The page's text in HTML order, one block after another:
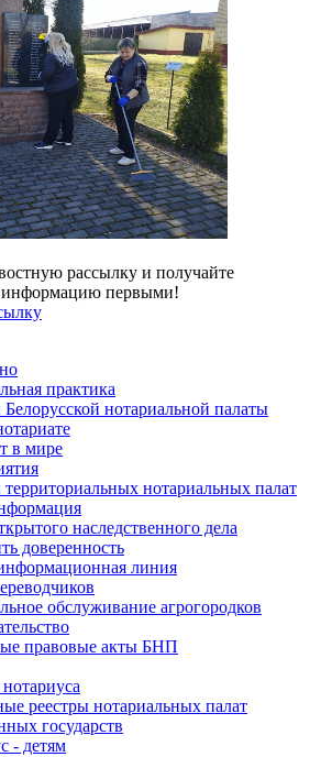
рассылку и получайте
первыми!
практика
нотариальной палаты
в мире
нотариальных палат
наследственного дела
доверенность
линия
обслуживание агрогородков
правовые акты БНП
реестры нотариальных палат
государств
- детям